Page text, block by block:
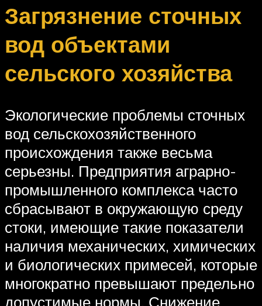
Загрязнение сточных
вод объектами
сельского хозяйства
Экологические проблемы сточных
вод сельскохозяйственного
происхождения также весьма
серьезны. Предприятия аграрно-
промышленного комплекса часто
сбрасывают в окружающую среду
стоки, имеющие такие показатели
наличия механических, химических
и биологических примесей, которые
многократно превышают предельно
допустимые нормы. Снижение